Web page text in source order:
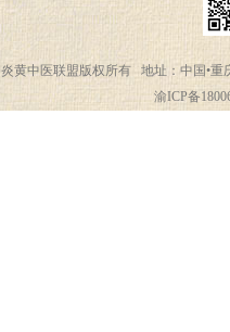
炎黄中医联盟版权所有 地址：中国•重
渝ICP备